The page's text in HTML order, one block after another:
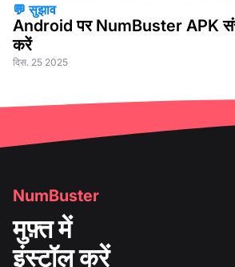
💬 सुझाव
Android पर NumBuster APK
करें
दिस. 25 2025
NumBuster
मुफ़्त में
इंस्टॉल करें